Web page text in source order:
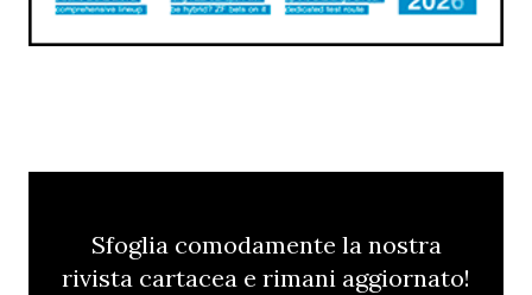
Sfoglia comodamente la nostra
rivista cartacea e rimani aggiornato!